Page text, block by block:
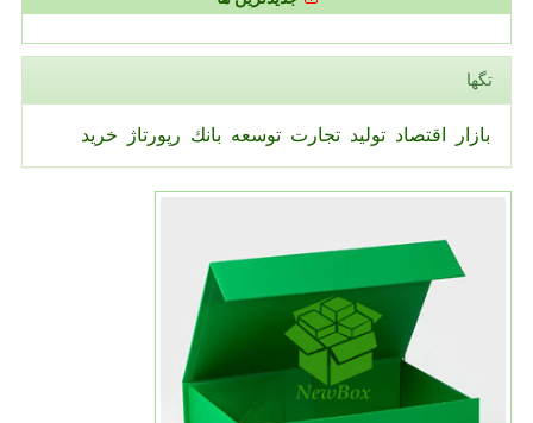
تگها
بازار اقتصاد تولید تجارت توسعه بانك رپورتاژ خرید